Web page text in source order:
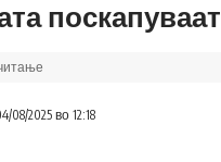
поскапуваат
2025 во 12:18